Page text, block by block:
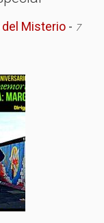
del Misterio- 7